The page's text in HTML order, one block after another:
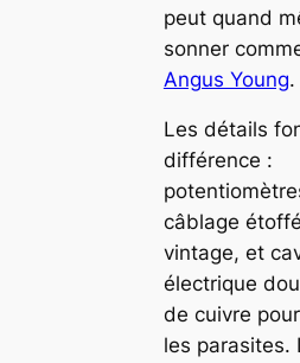
peut quand
sonner
Angus Young.
Les détails
différence :
câblage
vintage, et
électrique
de cuivre
les parasites.